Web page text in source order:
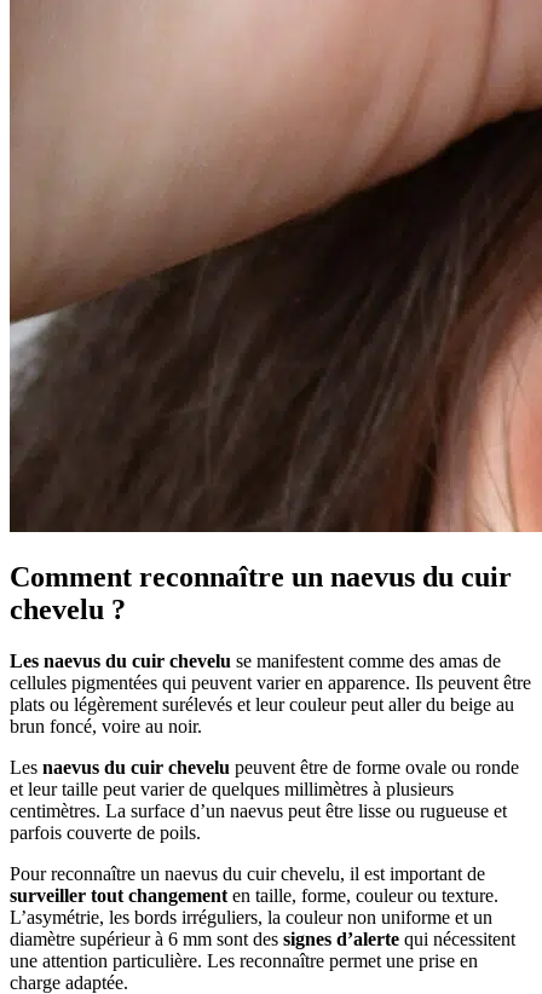
Comment reconnaître un naevus du cuir
chevelu ?
Les naevus du cuir chevelu se manifestent comme des amas de
cellules pigmentées qui peuvent varier en apparence. Ils peuvent être
plats ou légèrement surélevés et leur couleur peut aller du beige au
brun foncé, voire au noir.
Les naevus du cuir chevelu peuvent être de forme ovale ou ronde
et leur taille peut varier de quelques millimètres à plusieurs
centimètres. La surface d’un naevus peut être lisse ou rugueuse et
parfois couverte de poils.
Pour reconnaître un naevus du cuir chevelu, il est important de
surveiller tout changement en taille, forme, couleur ou texture.
L’asymétrie, les bords irréguliers, la couleur non uniforme et un
diamètre supérieur à 6 mm sont des signes d’alerte qui nécessitent
une attention particulière. Les reconnaître permet une prise en
charge adaptée.